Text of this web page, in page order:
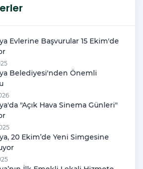
Evlerine Başvurular 15 Ekim'de
Belediyesi'nden Önemli
"Açık Hava Sinema Günleri"
20 Ekim’de Yeni Simgesine